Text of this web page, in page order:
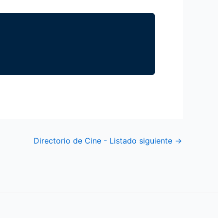
Directorio de Cine - Listado siguiente →